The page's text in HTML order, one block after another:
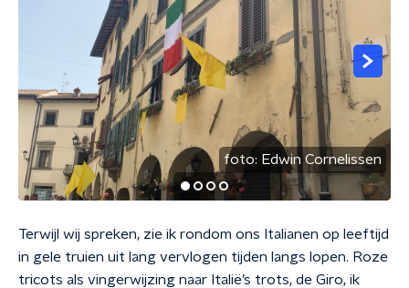
foto: Edwin Cornelissen
Terwijl wij spreken, zie ik rondom ons Italianen op leeftijd
in gele truien uit lang vervlogen tijden langs lopen. Roze
tricots als vingerwijzing naar Italië’s trots, de Giro, ik